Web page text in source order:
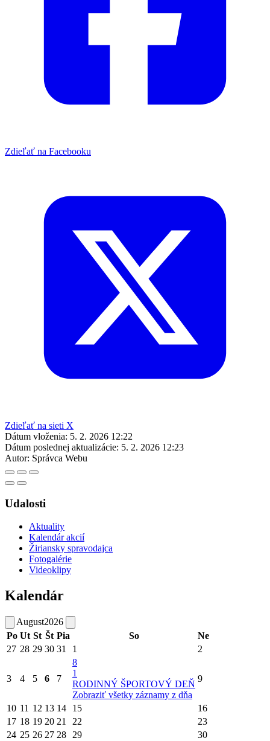
Zdieľať na Facebooku
Zdieľať na sieti X
Dátum vloženia: 5. 2. 2026 12:22
Dátum poslednej aktualizácie: 5. 2. 2026 12:23
Autor: Správca Webu
Udalosti
Aktuality
Kalendár akcií
Žiriansky spravodajca
Fotogalérie
Videoklipy
Kalendár
August2026
Po Ut St Št Pia So
Ne
27 28 29 30 31 1 2
3 4 5 6 7
8
1
RODINNÝ ŠPORTOVÝ DEŇ
Zobraziť všetky záznamy z dňa
9
10 11 12 13 14 15
16
17 18 19 20 21 22
23
24 25 26 27 28 29
30